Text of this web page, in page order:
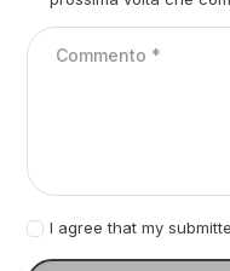
I agree that my